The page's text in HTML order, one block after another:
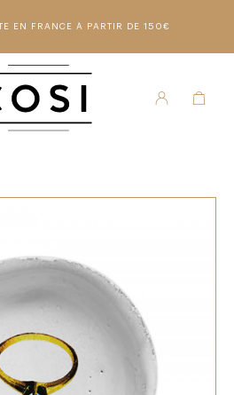
EN FRANCE À PARTIR DE 150€